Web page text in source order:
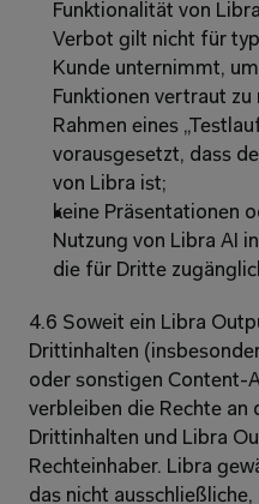
Funktionalität von
Verbot gilt nicht für
Kunde unternimmt,
Funktionen vertraut
Rahmen eines
vorausgesetzt, dass
von Libra ist;
keine Präsentationen
Nutzung von Libra AI
die für Dritte
4.6 Soweit ein Libra
Drittinhalten
oder sonstigen Content-
verbleiben die Rechte an
Drittinhalten und Libra
Rechteinhaber. Libra
das nicht